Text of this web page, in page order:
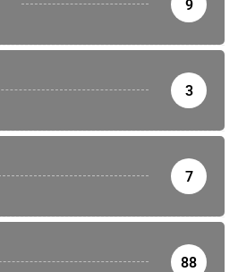
9
3
7
88